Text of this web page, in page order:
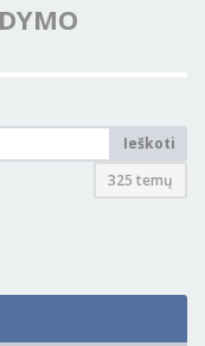
Ieškoti
325 temų